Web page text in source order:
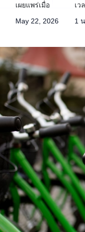
เผยแพร่เมื่อ
May 22, 2026
เว
1